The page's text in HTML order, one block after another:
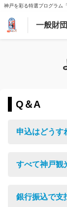
神戸を彩る特選プログラム
一般財
会社案内
よくあるお問合わ
Q＆A
申込はどうす
すべて神戸観
銀行振込で支